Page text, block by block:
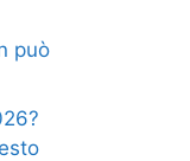
può